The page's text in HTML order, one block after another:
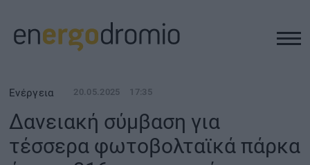
ΥΠΟΔΟΜΕΣ
REAL ESTATE
Ενέργεια 20.05.2025 17:35
Δανειακή σύμβαση για
τέσσερα φωτοβολταϊκά πάρκα